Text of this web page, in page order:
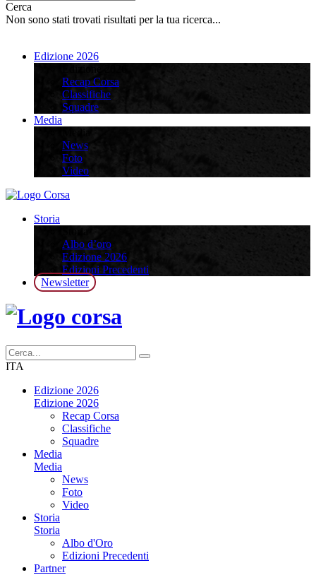
Cerca
Non sono stati trovati risultati per la tua ricerca...
Edizione 2026
Recap Corsa
Classifiche
Squadre
Media
News
Foto
Video
Storia
Albo d’oro
Edizione 2026
Edizioni Precedenti
Newsletter
ITA
Edizione 2026
Edizione 2026
Recap Corsa
Classifiche
Squadre
Media
Media
News
Foto
Video
Storia
Storia
Albo d'Oro
Edizioni Precedenti
Partner